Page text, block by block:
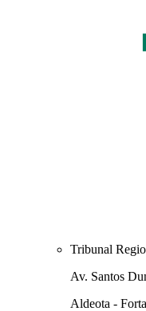
Tribunal
Av. Santos
Aldeota -